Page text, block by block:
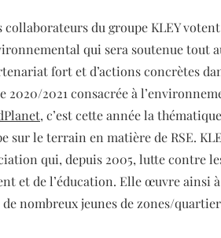
collaborateurs du groupe KLEY
qui sera soutenue tout
fort et d’actions concrètes
2020/2021 consacrée à
, c’est cette année la
sur le terrain en matière de RSE.
qui, depuis 2005, lutte contre
et de l’éducation. Elle œuvre ainsi
nombreux jeunes de zones/